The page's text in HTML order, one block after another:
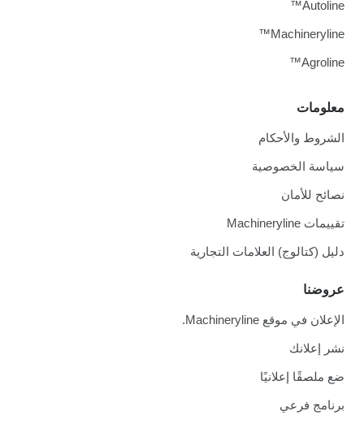
معلومات
الشروط والأحكام
سياسة الخصوصية
نصائح للأمان
تقييمات Machineryline
دليل (كتالوج) العلامات التجارية
عروضنا
الإعلان في موقع Machineryline.
نشر إعلانك
ضع ملصقًا إعلانيًا
برنامج فرعي
Autoline™
Machineryline™
Agroline™